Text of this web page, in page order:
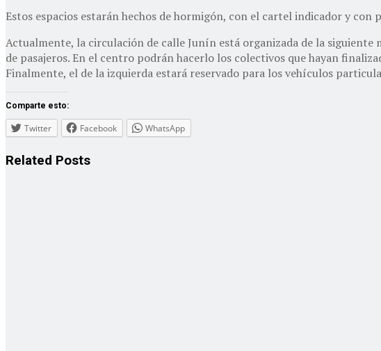
Estos espacios estarán hechos de hormigón, con el cartel indicador y
Actualmente, la circulación de calle Junín está organizada de la
de pasajeros. En el centro podrán hacerlo los colectivos que hayan
Finalmente, el de la izquierda estará reservado para los vehículos
Comparte esto:
Twitter Facebook WhatsApp
Related Posts